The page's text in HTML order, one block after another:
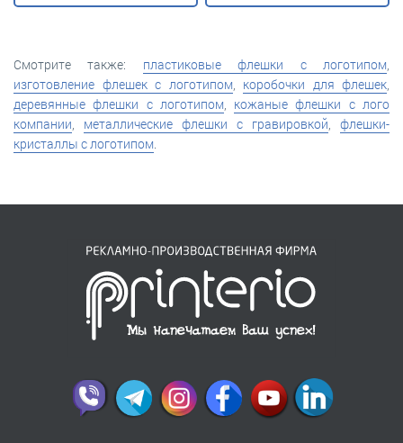
Смотрите также: пластиковые флешки с логотипом,
изготовление флешек с логотипом, коробочки для флешек,
деревянные флешки с логотипом, кожаные флешки с лого
компании, металлические флешки с гравировкой, флешки-
кристаллы с логотипом.